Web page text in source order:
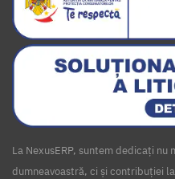
La NexusERP, suntem dedicați
dumneavoastră, ci și contribuției